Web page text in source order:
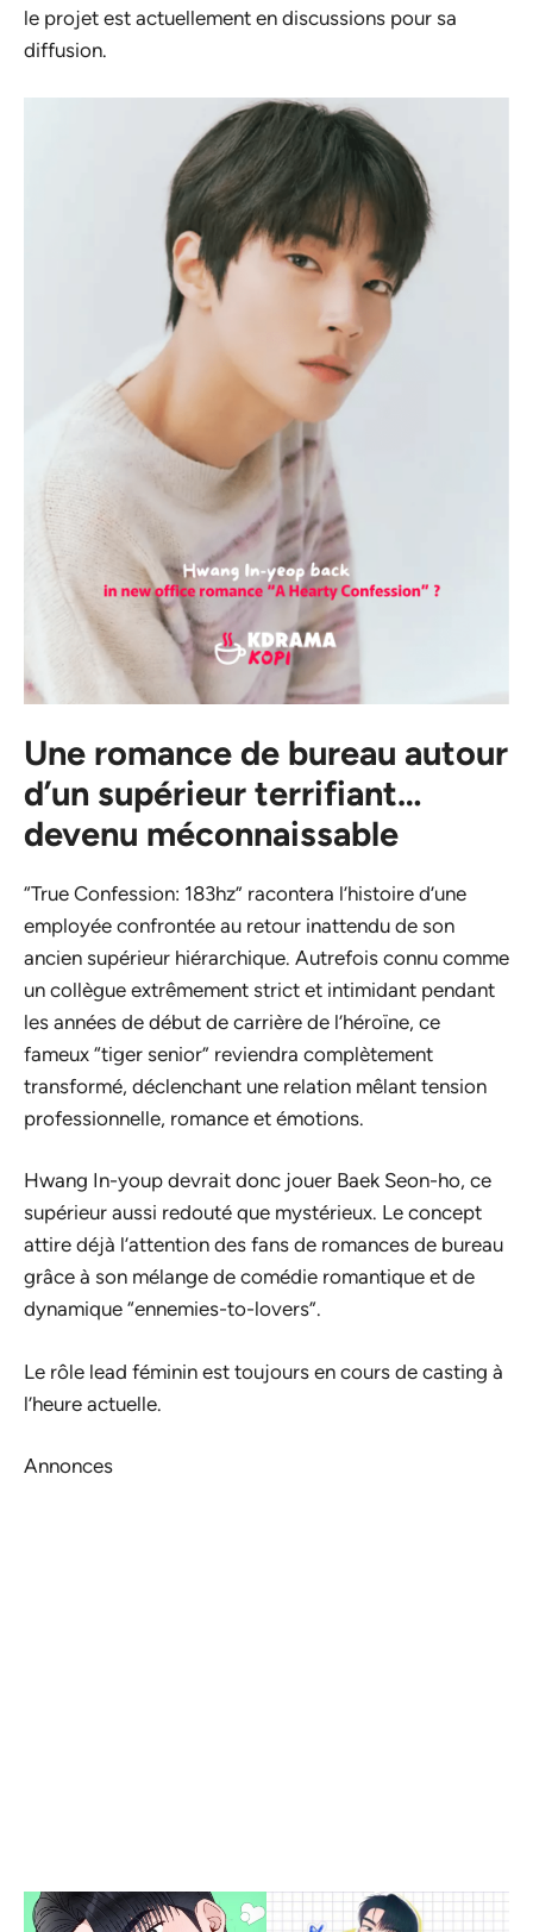
le projet est actuellement en discussions pour sa
diffusion.
Une romance de bureau autour
d’un supérieur terrifiant…
devenu méconnaissable
“True Confession: 183hz” racontera l’histoire d’une
employée confrontée au retour inattendu de son
ancien supérieur hiérarchique. Autrefois connu comme
un collègue extrêmement strict et intimidant pendant
les années de début de carrière de l’héroïne, ce
fameux “tiger senior” reviendra complètement
transformé, déclenchant une relation mêlant tension
professionnelle, romance et émotions.
Hwang In-youp devrait donc jouer Baek Seon-ho, ce
supérieur aussi redouté que mystérieux. Le concept
attire déjà l’attention des fans de romances de bureau
grâce à son mélange de comédie romantique et de
dynamique “ennemies-to-lovers”.
Le rôle lead féminin est toujours en cours de casting à
l’heure actuelle.
Annonces